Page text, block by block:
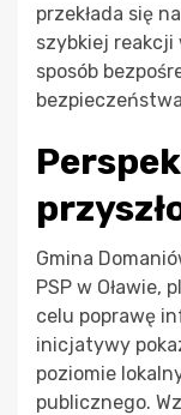
przekłada się
szybkiej
sposób
Gmina
PSP w Oławie,
celu poprawę
inicjatywy
poziomie
publicznego.